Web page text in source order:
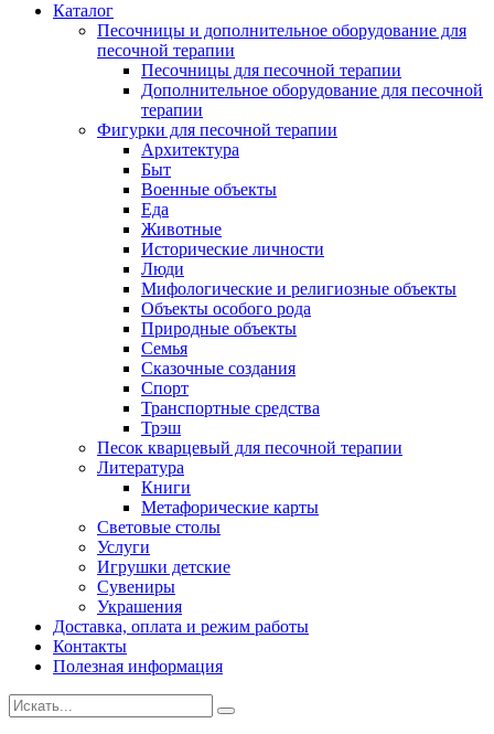
Каталог
Песочницы и дополнительное оборудование для
песочной терапии
Песочницы для песочной терапии
Дополнительное оборудование для песочной
терапии
Фигурки для песочной терапии
Архитектура
Быт
Военные объекты
Еда
Животные
Исторические личности
Люди
Мифологические и религиозные объекты
Объекты особого рода
Природные объекты
Семья
Сказочные создания
Спорт
Транспортные средства
Трэш
Песок кварцевый для песочной терапии
Литература
Книги
Метафорические карты
Световые столы
Услуги
Игрушки детские
Сувениры
Украшения
Доставка, оплата и режим работы
Контакты
Полезная информация